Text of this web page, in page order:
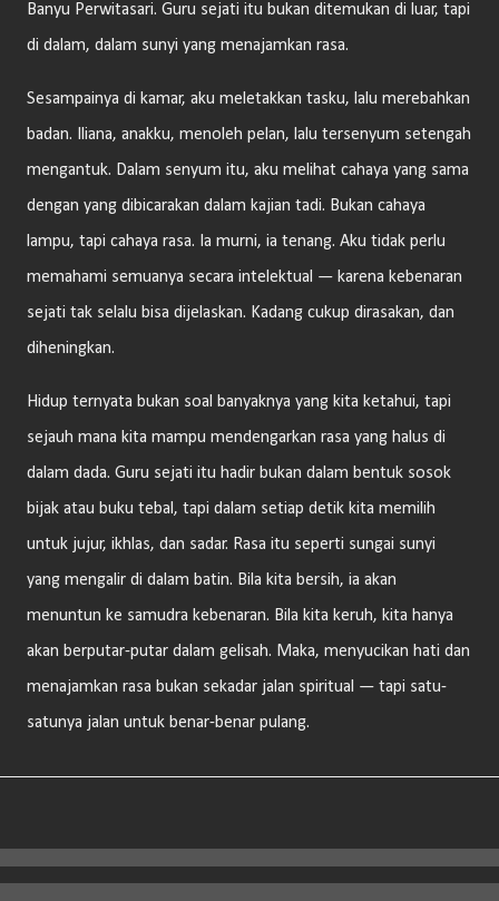
Banyu Perwitasari. Guru sejati itu bukan ditemukan di luar, tapi
di dalam, dalam sunyi yang menajamkan rasa.
Sesampainya di kamar, aku meletakkan tasku, lalu merebahkan
badan. Iliana, anakku, menoleh pelan, lalu tersenyum setengah
mengantuk. Dalam senyum itu, aku melihat cahaya yang sama
dengan yang dibicarakan dalam kajian tadi. Bukan cahaya
lampu, tapi cahaya rasa. Ia murni, ia tenang. Aku tidak perlu
memahami semuanya secara intelektual — karena kebenaran
sejati tak selalu bisa dijelaskan. Kadang cukup dirasakan, dan
diheningkan.
Hidup ternyata bukan soal banyaknya yang kita ketahui, tapi
sejauh mana kita mampu mendengarkan rasa yang halus di
dalam dada. Guru sejati itu hadir bukan dalam bentuk sosok
bijak atau buku tebal, tapi dalam setiap detik kita memilih
untuk jujur, ikhlas, dan sadar. Rasa itu seperti sungai sunyi
yang mengalir di dalam batin. Bila kita bersih, ia akan
menuntun ke samudra kebenaran. Bila kita keruh, kita hanya
akan berputar-putar dalam gelisah. Maka, menyucikan hati dan
menajamkan rasa bukan sekadar jalan spiritual — tapi satu-
satunya jalan untuk benar-benar pulang.